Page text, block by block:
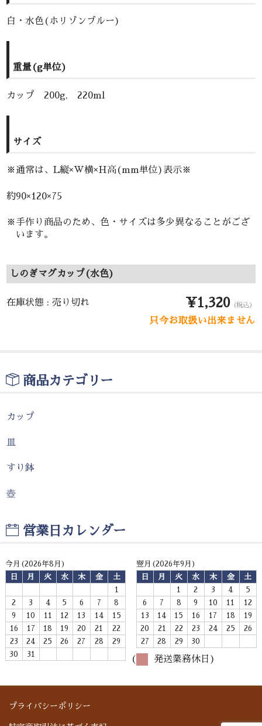
白・水色(ホリゾンブルー)
重量(g単位)
カップ 200g, 220ml
サイズ
※通常は、L縦×W横×H高(mm単位)表示※
約90×120×75
※手作り商品のため、色・サイズは多少異なることがござ
います。
しのぎマグカップ(水色)
在庫状態 : 売り切れ ¥1,320（税込）
只今お取扱い出来ません
商品カテゴリー
カップ
皿
すり鉢
壺
営業日カレンダー
今月(2026年8月)
日
月 火 水 木 金
土
1
2
3 4 5 6 7
8
9
10 11 12 13 14
15
16
17 18 19 20 21
22
23
24 25 26 27 28
29
30
31
翌月(2026年9月)
日
月 火 水 木 金
土
1
2 3 4
5
6
7 8 9 10 11
12
13
14 15 16 17 18
19
20
21 22 23 24 25
26
27
28 29 30
( 発送業務休日)
プライバシーポリシー